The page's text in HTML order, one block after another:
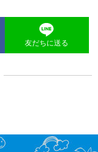
友だちに送る